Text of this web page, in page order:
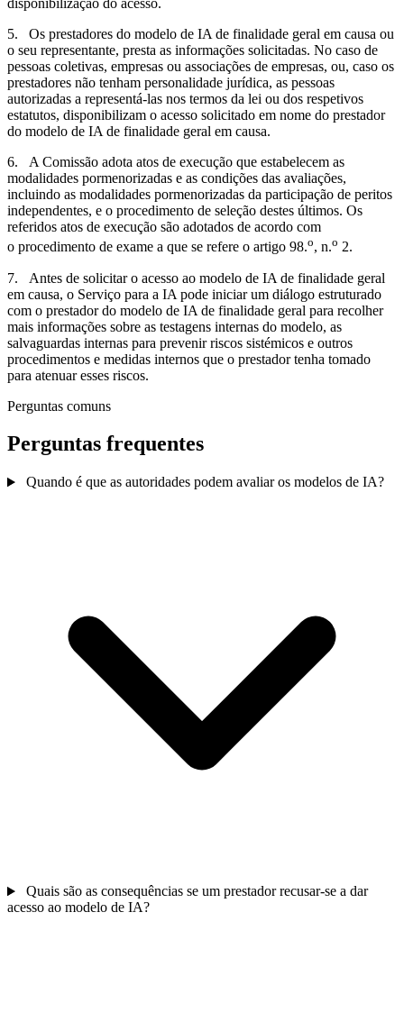
disponibilização do acesso.
5. Os prestadores do modelo de IA de finalidade geral em causa ou
o seu representante, presta as informações solicitadas. No caso de
pessoas coletivas, empresas ou associações de empresas, ou, caso os
prestadores não tenham personalidade jurídica, as pessoas
autorizadas a representá-las nos termos da lei ou dos respetivos
estatutos, disponibilizam o acesso solicitado em nome do prestador
do modelo de IA de finalidade geral em causa.
6. A Comissão adota atos de execução que estabelecem as
modalidades pormenorizadas e as condições das avaliações,
incluindo as modalidades pormenorizadas da participação de peritos
independentes, e o procedimento de seleção destes últimos. Os
referidos atos de execução são adotados de acordo com
o procedimento de exame a que se refere o artigo 98.o, n.o 2.
7. Antes de solicitar o acesso ao modelo de IA de finalidade geral
em causa, o Serviço para a IA pode iniciar um diálogo estruturado
com o prestador do modelo de IA de finalidade geral para recolher
mais informações sobre as testagens internas do modelo, as
salvaguardas internas para prevenir riscos sistémicos e outros
procedimentos e medidas internos que o prestador tenha tomado
para atenuar esses riscos.
Perguntas comuns
Perguntas frequentes
Quando é que as autoridades podem avaliar os modelos de IA?
Quais são as consequências se um prestador recusar-se a dar
acesso ao modelo de IA?